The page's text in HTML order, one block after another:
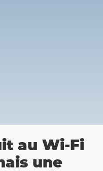
Wi-Fi
👉